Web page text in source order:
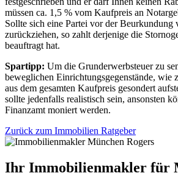
müssen ca. 1,5 % vom Kaufpreis an
Sollte sich eine Partei vor der Beurkundung
zurückziehen, so zahlt derjenige die
beauftragt hat.
Spartipp: Um die Grunderwerbsteuer zu
beweglichen Einrichtungsgegenstände, wie
aus dem gesamten Kaufpreis gesondert
sollte jedenfalls realistisch sein, ansonsten
Finanzamt moniert werden.
Zurück zum Immobilien Ratgeber
Ihr Immobilienmakler für